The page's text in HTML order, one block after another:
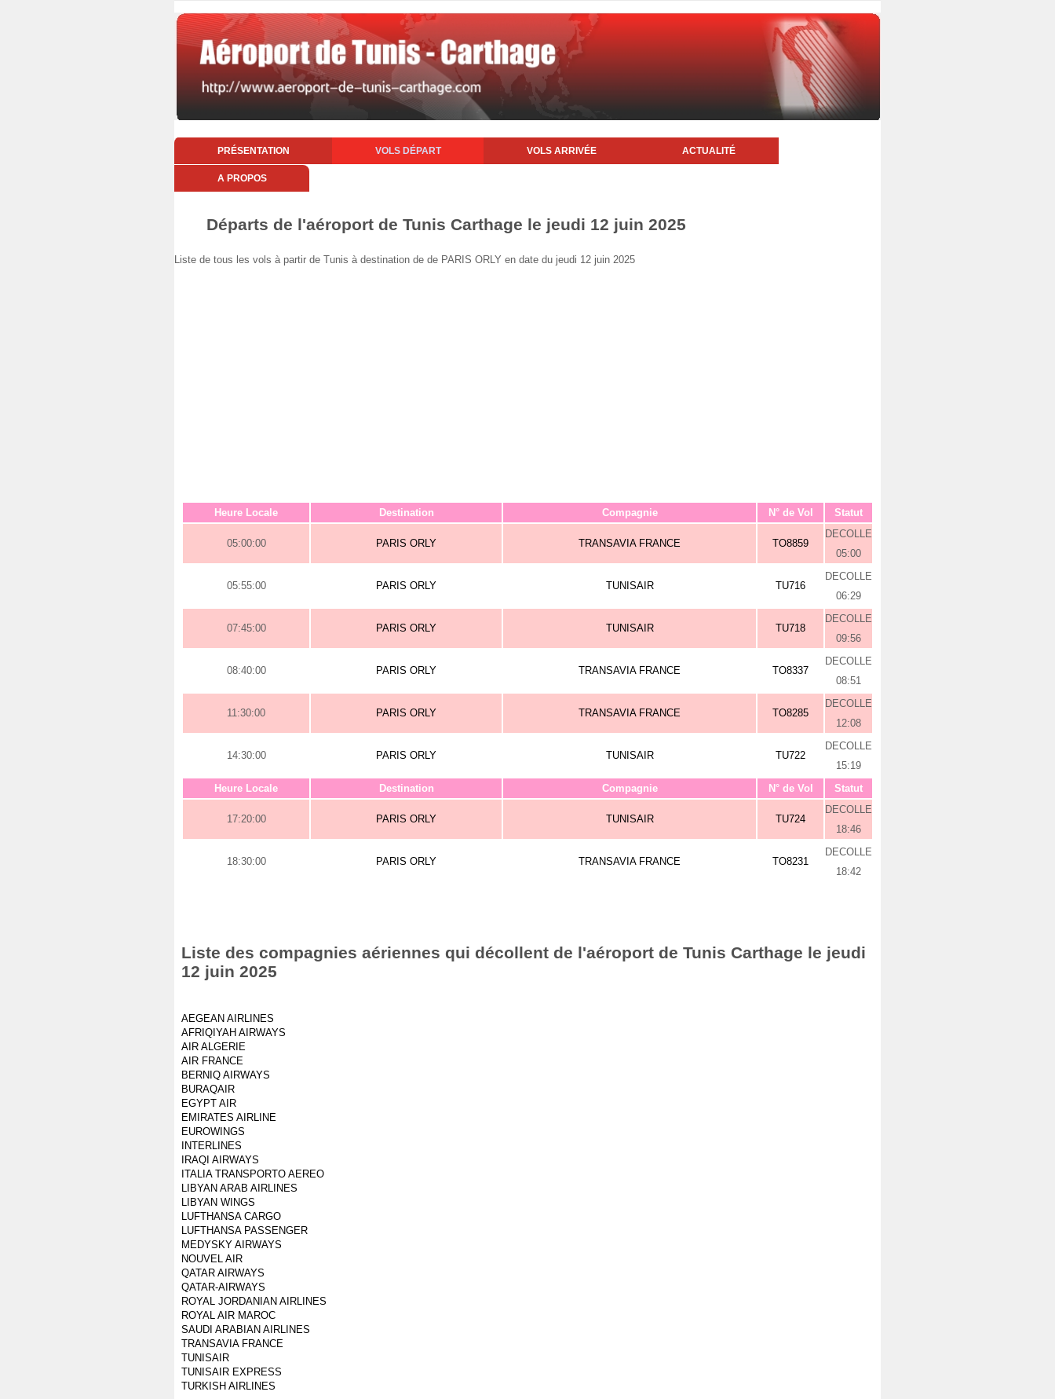
PRÉSENTATION VOLS DÉPART VOLS ARRIVÉE ACTUALITÉ
A PROPOS
Départs de l'aéroport de Tunis Carthage le jeudi 12 juin 2025
Liste de tous les vols à partir de Tunis à destination de de PARIS ORLY en date du jeudi 12 juin 2025
Heure Locale Destination Compagnie N° de Vol Statut
05:00:00 PARIS ORLY TRANSAVIA FRANCE TO8859
DECOLLE
05:00
05:55:00 PARIS ORLY TUNISAIR TU716
DECOLLE
06:29
07:45:00 PARIS ORLY TUNISAIR TU718
DECOLLE
09:56
08:40:00 PARIS ORLY TRANSAVIA FRANCE TO8337
DECOLLE
08:51
11:30:00 PARIS ORLY TRANSAVIA FRANCE TO8285
DECOLLE
12:08
14:30:00 PARIS ORLY TUNISAIR TU722
DECOLLE
15:19
Heure Locale
Destination Compagnie N° de Vol Statut
17:20:00 PARIS ORLY TUNISAIR TU724
DECOLLE
18:46
18:30:00 PARIS ORLY TRANSAVIA FRANCE TO8231
DECOLLE
18:42
Liste des compagnies aériennes qui décollent de l'aéroport de Tunis Carthage le jeudi
12 juin 2025
AEGEAN AIRLINES
AFRIQIYAH AIRWAYS
AIR ALGERIE
AIR FRANCE
BERNIQ AIRWAYS
BURAQAIR
EGYPT AIR
EMIRATES AIRLINE
EUROWINGS
INTERLINES
IRAQI AIRWAYS
ITALIA TRANSPORTO AEREO
LIBYAN ARAB AIRLINES
LIBYAN WINGS
LUFTHANSA CARGO
LUFTHANSA PASSENGER
MEDYSKY AIRWAYS
NOUVEL AIR
QATAR AIRWAYS
QATAR-AIRWAYS
ROYAL JORDANIAN AIRLINES
ROYAL AIR MAROC
SAUDI ARABIAN AIRLINES
TRANSAVIA FRANCE
TUNISAIR
TUNISAIR EXPRESS
TURKISH AIRLINES